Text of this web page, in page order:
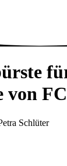
von
Schlüter